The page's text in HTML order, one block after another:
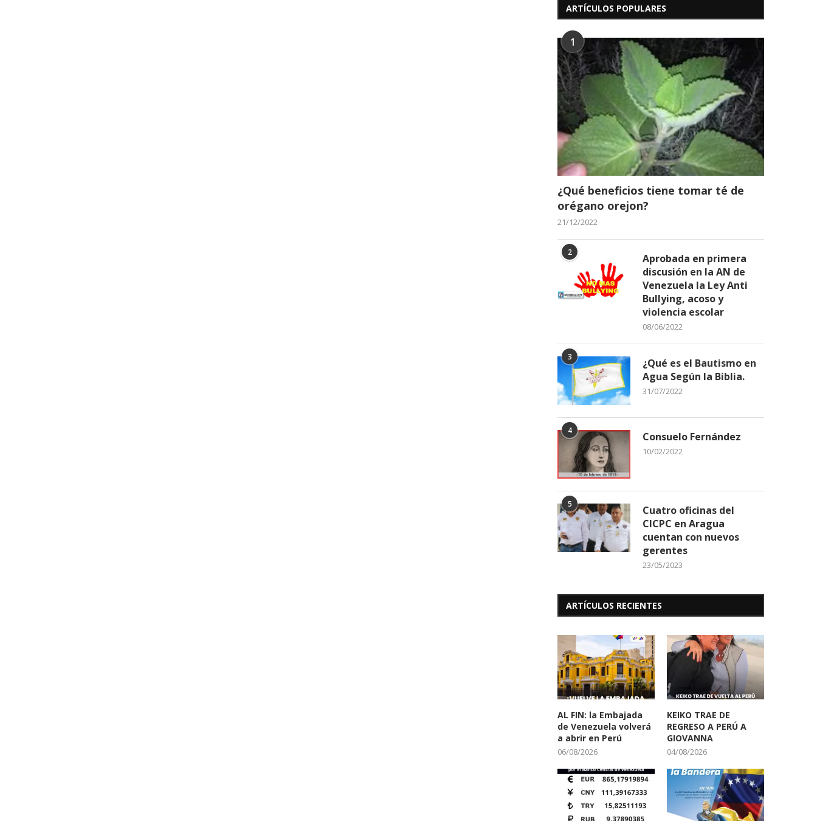
ARTÍCULOS POPULARES
1
¿Qué beneficios tiene tomar té de
orégano orejon?
21/12/2022
2
Aprobada en primera
discusión en la AN de
Venezuela la Ley Anti
Bullying, acoso y
violencia escolar
08/06/2022
3
¿Qué es el Bautismo en
Agua Según la Biblia.
31/07/2022
4 Consuelo Fernández
10/02/2022
5
Cuatro oficinas del
CICPC en Aragua
cuentan con nuevos
gerentes
23/05/2023
ARTÍCULOS RECIENTES
AL FIN: la Embajada
de Venezuela volverá
a abrir en Perú
06/08/2026
KEIKO TRAE DE
REGRESO A PERÚ A
GIOVANNA
04/08/2026